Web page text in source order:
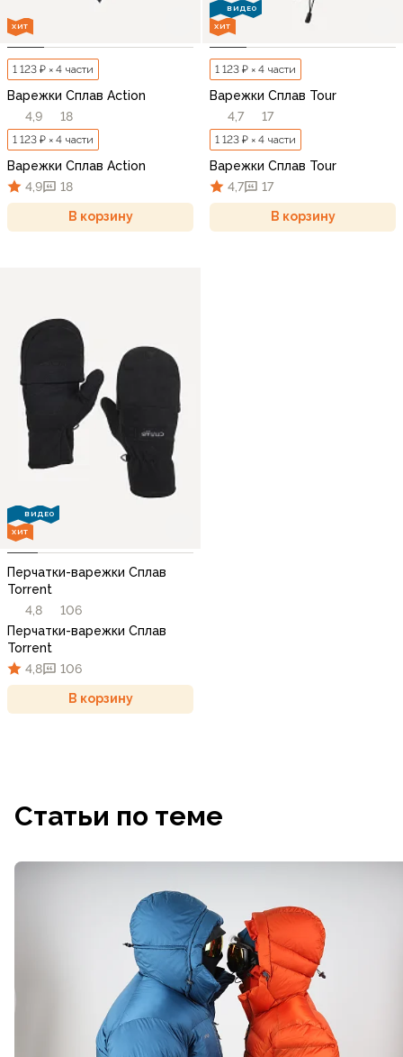
ХИТ
1 123 ₽ × 4 части
Варежки Сплав Action
4,9
18
1 123 ₽ × 4 части
Варежки Сплав Action
4,9
18
В корзину
ВИДЕО
ХИТ
1 123 ₽ × 4 части
Варежки Сплав Tour
4,7
17
1 123 ₽ × 4 части
Варежки Сплав Tour
4,7
17
В корзину
ВИДЕО
ХИТ
Перчатки-варежки Сплав
Torrent
4,8
106
Перчатки-варежки Сплав
Torrent
4,8
106
В корзину
Статьи по теме